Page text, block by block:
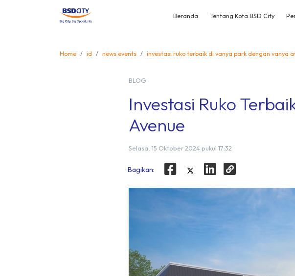
Beranda Tentang Kota BSD City
Home id news events investasi ruko terbaik di vanya park dengan vanya
BLOG
Investasi Ruko
Avenue
Selasa, 15 Oktober 2024 pukul 17:32
Bagikan: